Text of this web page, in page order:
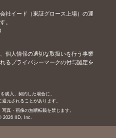
社イード（東証グロース上場）の運
。
個人情報の適切な取扱いを行う事業
るプライバシーマークの付与認定を
購入、契約した場合に、
元されることがあります。
真・画像の無断転載を禁じます。
2026 IID, Inc.